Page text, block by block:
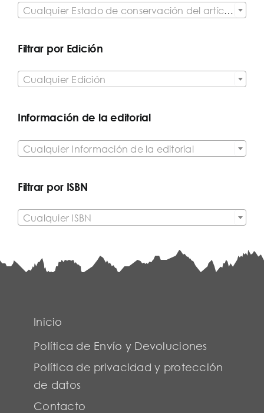
Cualquier Estado de conservación del artículo
Filtrar por Edición
Cualquier Edición
Información de la editorial
Cualquier Información de la editorial
Filtrar por ISBN
Cualquier ISBN
Inicio
Política de Envío y Devoluciones
Política de privacidad y protección
de datos
Contacto